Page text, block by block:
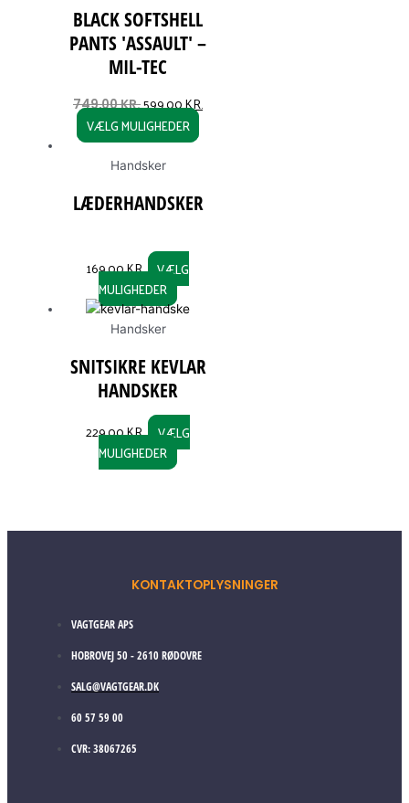
BLACK SOFTSHELL
PANTS ′ASSAULT′ –
MIL-TEC
749,00KR.599,00KR.
VÆLG MULIGHEDER
Handsker
LÆDERHANDSKER
169,00KR.
VÆLG
MULIGHEDER
Handsker
SNITSIKRE KEVLAR
HANDSKER
229,00KR.
VÆLG
MULIGHEDER
KONTAKTOPLYSNINGER
VAGTGEAR APS
HOBROVEJ 50 - 2610 RØDOVRE
SALG@VAGTGEAR.DK
60 57 59 00
CVR: 38067265